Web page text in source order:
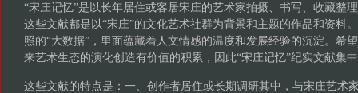
“宋庄记忆”是以长年居住或客居宋庄的艺术家拍摄、书写、收藏整
这些文献都是以“宋庄”的文化艺术社群为背景和主题的作品和资料
照的“大数据”，里面蕴藏着人文情感的温度和发展经验的沉淀。希
来艺术生态的演化创造有价值的积累，因此“宋庄记忆”纪实文献集
这些文献的特点是：一、创作者居住或长期调研其中，与宋庄艺术